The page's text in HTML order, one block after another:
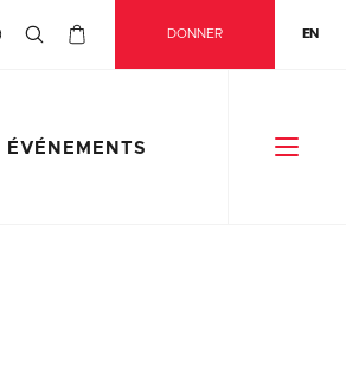
DONNER EN
ÉVÉNEMENTS